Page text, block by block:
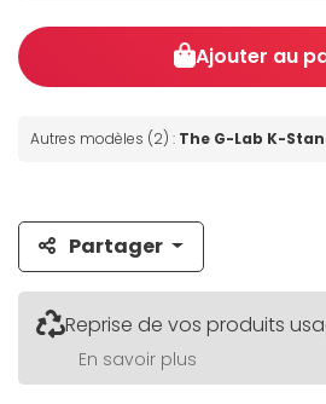
Ajouter au
Autres modèles (2) : The G-Lab K-
Partager
Reprise de vos produits
En savoir plus